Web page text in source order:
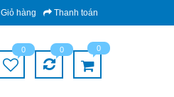
Giỏ hàng Thanh toán
0 0 0